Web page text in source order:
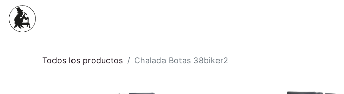
Todos los productos Chalada Botas 38biker2